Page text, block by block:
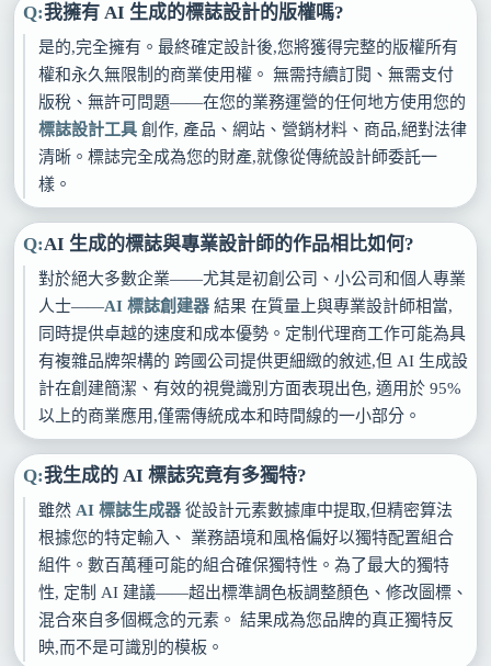
我擁有 AI 生成的標誌設計的版權嗎?
是的,完全擁有。最終確定設計後,您將獲得完整的版權所有
權和永久無限制的商業使用權。 無需持續訂閱、無需支付
版稅、無許可問題——在您的業務運營的任何地方使用您的
標誌設計工具 創作, 產品、網站、營銷材料、商品,絕對法律
清晰。標誌完全成為您的財產,就像從傳統設計師委託一
樣。
AI 生成的標誌與專業設計師的作品相比如何?
對於絕大多數企業——尤其是初創公司、小公司和個人專業
人士——AI 標誌創建器 結果 在質量上與專業設計師相當,
同時提供卓越的速度和成本優勢。定制代理商工作可能為具
有複雜品牌架構的 跨國公司提供更細緻的敘述,但 AI 生成設
計在創建簡潔、有效的視覺識別方面表現出色, 適用於 95%
以上的商業應用,僅需傳統成本和時間線的一小部分。
我生成的 AI 標誌究竟有多獨特?
雖然 AI 標誌生成器 從設計元素數據庫中提取,但精密算法
根據您的特定輸入、 業務語境和風格偏好以獨特配置組合
組件。數百萬種可能的組合確保獨特性。為了最大的獨特
性, 定制 AI 建議——超出標準調色板調整顏色、修改圖標、
混合來自多個概念的元素。 結果成為您品牌的真正獨特反
映,而不是可識別的模板。